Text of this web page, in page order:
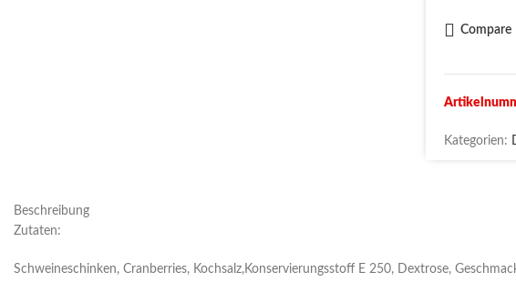
Compare
Kategorien:
Beschreibung
Zutaten:
Schweineschinken, Cranberries, Kochsalz,Konservierungsstoff E 250, Dextrose,